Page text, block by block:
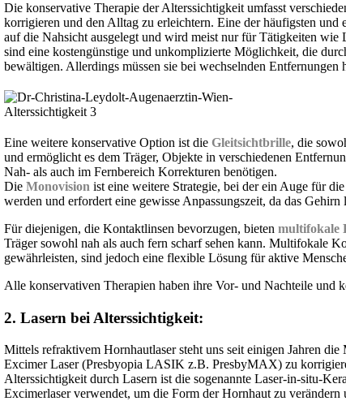
Die konservative Therapie der Alterssichtigkeit umfasst
korrigieren und den Alltag zu erleichtern. Eine der häufigsten und
auf die Nahsicht ausgelegt und wird meist nur für Tätigkeiten
sind eine kostengünstige und unkomplizierte Möglichkeit, die
bewältigen. Allerdings müssen sie bei wechselnden Entfernungen
Eine weitere konservative Option ist dieGleitsichtbrille, die
und ermöglicht es dem Träger, Objekte in verschiedenen
Nah- als auch im Fernbereich Korrekturen benötigen.
DieMonovision ist eine weitere Strategie, bei der ein Auge für
werden und erfordert eine gewisse Anpassungszeit, da das
Für diejenigen, die Kontaktlinsen bevorzugen, bietenmultifokale
Träger sowohl nah als auch fern scharf sehen kann. Multifokale
gewährleisten, sind jedoch eine flexible Lösung für aktive
Alle konservativen Therapien haben ihre Vor- und Nachteile und
2. Lasern bei Alterssichtigkeit:
Mittels refraktivem Hornhautlaser steht uns seit einigen Jahren
Excimer Laser (Presbyopia LASIK z.B. PresbyMAX) zu
Alterssichtigkeit durch Lasern ist die sogenannte Laser-in-situ-
Excimerlaser verwendet, um die Form der Hornhaut zu